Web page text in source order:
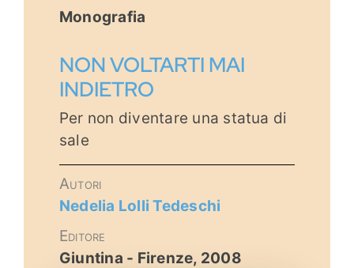
Area didattica
Eventi e notizie
Monografia
NON VOLTARTI MAI
INDIETRO
Per non diventare una statua di
sale
Autori
Nedelia Lolli Tedeschi
Editore
Giuntina - Firenze, 2008